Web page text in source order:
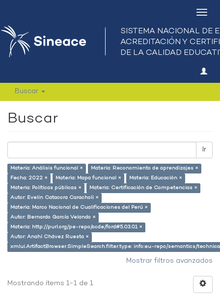
Buscar
Buscar
Ir
Materia: Análisis funcional ×
Materia: Reconomiento de aprendizajes ×
Fecha: 2022 ×
Materia: Mapa funcional ×
Materia: Educación ×
Materia: Políticas públicas ×
Materia: Certificación de Competencias ×
Autor: Evelin Catacora Caracholi ×
Materia: Marco Nacional de Cualificaciones del Perú ×
Autor: Bernardo García Velando ×
Materia: http://purl.org/pe-repo/ocde/ford#5.03.01 ×
Autor: Anahí Chávez Ruesta ×
xmlui.ArtifactBrowser.SimpleSearch.filter.type: info:eu-repo/semantics/
Mostrar filtros avanzados
Mostrando ítems 1-1 de 1